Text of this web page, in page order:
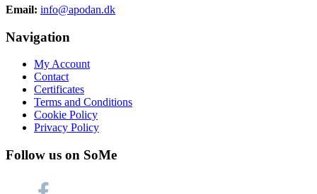
Email: info@apodan.dk
Navigation
My Account
Contact
Certificates
Terms and Conditions
Cookie Policy
Privacy Policy
Follow us on SoMe